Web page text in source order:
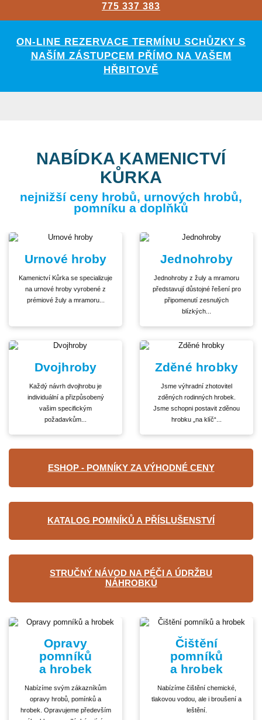
775 337 383
ON-LINE REZERVACE TERMÍNU SCHŮZKY S
NAŠÍM ZÁSTUPCEM PŘÍMO NA VAŠEM
HŘBITOVĚ
NABÍDKA KAMENICTVÍ
KŮRKA
nejnižší ceny hrobů, urnových hrobů,
pomníku a doplňků
Urnové hroby
Kamenictví Kůrka se specializuje
na urnové hroby vyrobené z
prémiové žuly a mramoru...
Jednohroby
Jednohroby z žuly a mramoru
představují důstojné řešení pro
připomenutí zesnulých
blízkých...
Dvojhroby
Každý návrh dvojhrobu je
individuální a přizpůsobený
vašim specifickým
požadavkům...
Zděné hrobky
Jsme výhradní zhotovitel
zděných rodinných hrobek.
Jsme schopni postavit zděnou
hrobku „na klíč“...
ESHOP - POMNÍKY ZA VÝHODNÉ CENY
KATALOG POMNÍKŮ A PŘÍSLUŠENSTVÍ
STRUČNÝ NÁVOD NA PÉČI A ÚDRŽBU
NÁHROBKŮ
Opravy
pomníků
a hrobek
Nabízíme svým zákazníkům
opravy hrobů, pomínků a
hrobek. Opravujeme především
Čištění
pomníků
a hrobek
Nabízíme čištění chemické,
tlakovou vodou, ale i broušení a
leštění.